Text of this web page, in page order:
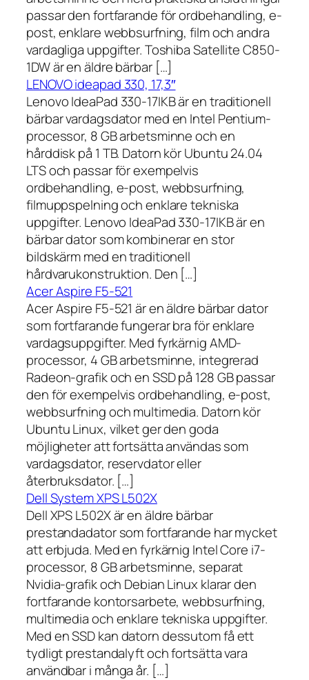
passar den fortfarande för ordbehandling, e-
post, enklare webbsurfning, film och andra
vardagliga uppgifter. Toshiba Satellite C850-
1DW är en äldre bärbar […]
LENOVO ideapad 330, 17,3″
Lenovo IdeaPad 330-17IKB är en traditionell
bärbar vardagsdator med en Intel Pentium-
processor, 8 GB arbetsminne och en
hårddisk på 1 TB. Datorn kör Ubuntu 24.04
LTS och passar för exempelvis
ordbehandling, e-post, webbsurfning,
filmuppspelning och enklare tekniska
uppgifter. Lenovo IdeaPad 330-17IKB är en
bärbar dator som kombinerar en stor
bildskärm med en traditionell
hårdvarukonstruktion. Den […]
Acer Aspire F5-521
Acer Aspire F5-521 är en äldre bärbar dator
som fortfarande fungerar bra för enklare
vardagsuppgifter. Med fyrkärnig AMD-
processor, 4 GB arbetsminne, integrerad
Radeon-grafik och en SSD på 128 GB passar
den för exempelvis ordbehandling, e-post,
webbsurfning och multimedia. Datorn kör
Ubuntu Linux, vilket ger den goda
möjligheter att fortsätta användas som
vardagsdator, reservdator eller
återbruksdator. […]
Dell System XPS L502X
Dell XPS L502X är en äldre bärbar
prestandadator som fortfarande har mycket
att erbjuda. Med en fyrkärnig Intel Core i7-
processor, 8 GB arbetsminne, separat
Nvidia-grafik och Debian Linux klarar den
fortfarande kontorsarbete, webbsurfning,
multimedia och enklare tekniska uppgifter.
Med en SSD kan datorn dessutom få ett
tydligt prestandalyft och fortsätta vara
användbar i många år. […]